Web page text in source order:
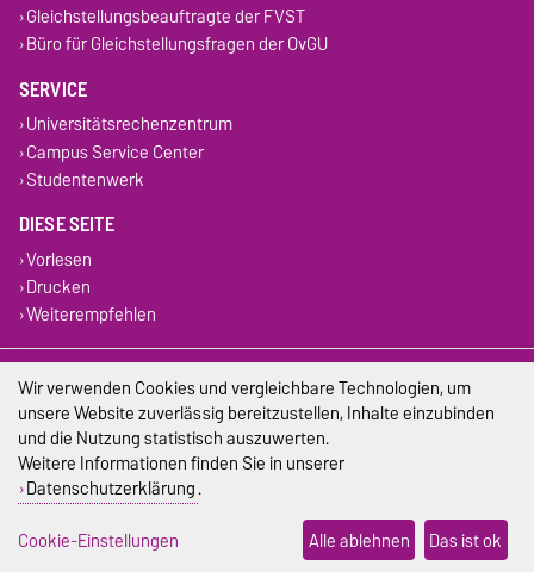
Gleichstellungsbeauftragte der FVST
Büro für Gleichstellungsfragen der OvGU
SERVICE
Universitätsrechenzentrum
Campus Service Center
Studentenwerk
DIESE SEITE
Vorlesen
Drucken
Weiterempfehlen
Impressum
Datenschutz
Barrierefreiheit
Cookie-Einstellungen
Wir verwenden Cookies und vergleichbare Technologien, um
unsere Website zuverlässig bereitzustellen, Inhalte einzubinden
und die Nutzung statistisch auszuwerten.
Weitere Informationen finden Sie in unserer
Datenschutzerklärung.
Cookie-Einstellungen
Alle ablehnen Das ist ok